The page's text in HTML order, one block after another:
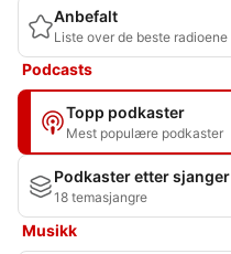
Anbefalt
Liste over de beste radioene
Podcasts
Topp podkaster
Mest populære podkaster
Podkaster etter sjanger
18 temasjangre
Musikk